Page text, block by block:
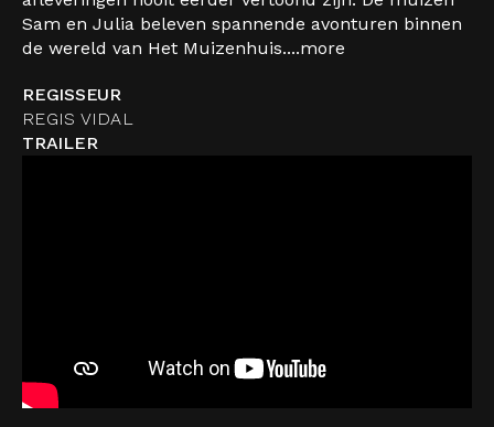
Sam en Julia beleven spannende avonturen binnen
de wereld van Het Muizenhuis....more
REGISSEUR
REGIS VIDAL
TRAILER